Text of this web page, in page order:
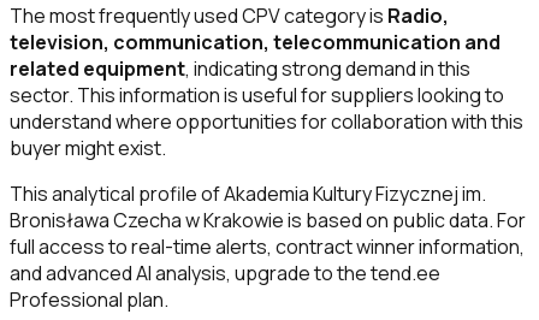
The most frequently used CPV category is Radio,
television, communication, telecommunication and
related equipment, indicating strong demand in this
sector. This information is useful for suppliers looking to
understand where opportunities for collaboration with this
buyer might exist.
This analytical profile of Akademia Kultury Fizycznej im.
Bronisława Czecha w Krakowie is based on public data. For
full access to real-time alerts, contract winner information,
and advanced AI analysis, upgrade to the tend.ee
Professional plan.